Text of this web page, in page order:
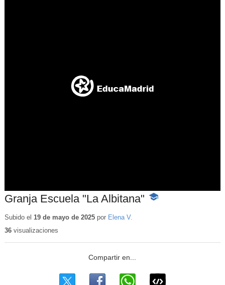
Granja Escuela "La Albitana"
-
Subido el 19 de mayo de 2025por Elena V.
36visualizaciones